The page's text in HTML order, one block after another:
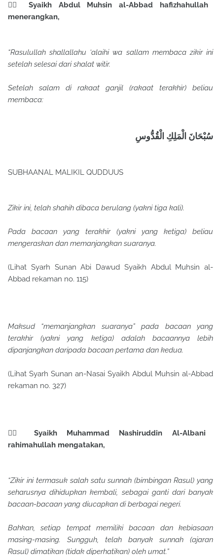
✍🏻 Syaikh Abdul Muhsin al-Abbad hafizhahullah
menerangkan,
“Rasulullah shallallahu ‘alaihi wa sallam membaca zikir ini
setelah selesai dari shalat witir.
Setelah salam di rakaat ganjil (rakaat terakhir) beliau
membaca:
سُبْحَانَ الْمَلِكِ الْقُدُّوسِ
SUBHAANAL MALIKIL QUDDUUS
Zikir ini, telah shahih dibaca berulang (yakni tiga kali).
Pada bacaan yang terakhir (yakni yang ketiga) beliau
mengeraskan dan memanjangkan suaranya.
(Lihat Syarh Sunan Abi Dawud Syaikh Abdul Muhsin al-
Abbad rekaman no. 115)
Maksud “memanjangkan suaranya” pada bacaan yang
terakhir (yakni yang ketiga) adalah bacaannya lebih
dipanjangkan daripada bacaan pertama dan kedua.
(Lihat Syarh Sunan an-Nasai Syaikh Abdul Muhsin al-Abbad
rekaman no. 327)
✍🏻 Syaikh Muhammad Nashiruddin Al-Albani
rahimahullah mengatakan,
“Zikir ini termasuk salah satu sunnah (bimbingan Rasul) yang
seharusnya dihidupkan kembali, sebagai ganti dari banyak
bacaan-bacaan yang diucapkan di berbagai negeri.
Bahkan, setiap tempat memiliki bacaan dan kebiasaan
masing-masing. Sungguh, telah banyak sunnah (ajaran
Rasul) dimatikan (tidak diperhatikan) oleh umat.”